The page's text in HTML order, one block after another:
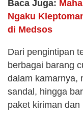
Baca Juga:
Ngaku
di Medsos
Dari pengintipan
berbagai barang
dalam kamarnya,
sandal, hingga
paket kiriman